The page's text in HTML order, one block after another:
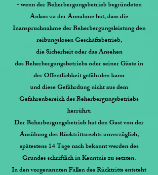
- wenn der Beherbergungsbetrieb begründeten
Anlass zu der Annahme hat, dass die
Inanspruchnahme der Beherbergungsleistung den
reibungslosen Geschäftsbetrieb,
die Sicherheit oder das Ansehen
desBeherbergungsbetriebs oder seiner Gäste in
der Öffentlichkeit gefährden kann
und diese Gefährdung nicht aus dem
Gefahrenbereich des Beherbergungsbetriebs
herrührt.
Der Beherbergungsbetrieb hat den Gast von der
Ausübung des Rücktrittsrechts unverzüglich,
spätestens 14 Tage nach bekannt werden des
Grundes schriftlich in Kenntnis zu setzten.
In den vorgenannten Fällen des Rücktritts entsteht